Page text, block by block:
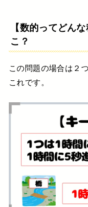
【数的ってどん
こ？
この問題の場合は２
これです。